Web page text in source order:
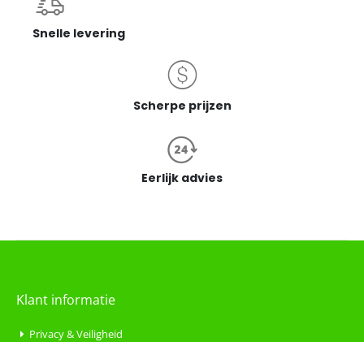
Snelle levering
Scherpe prijzen
Eerlijk advies
Klant informatie
Privacy & Veiligheid